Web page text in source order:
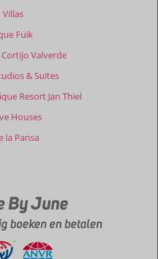
Villas
Fuik
Valverde
& Suites
Resort Jan Thiel
Houses
la Pansa
By June
boeken en betalen